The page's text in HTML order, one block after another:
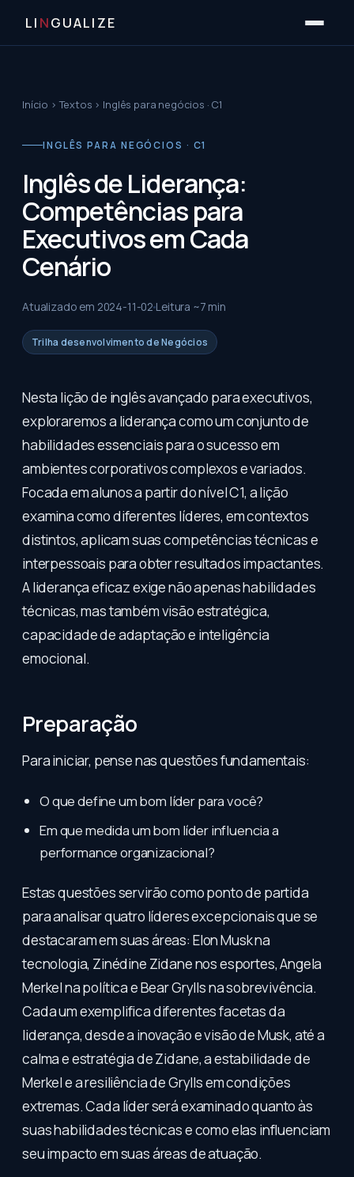
LI NGUALIZE
Início ›Textos › Inglês para negócios · C1
INGLÊS PARA NEGÓCIOS · C1
Inglês de Liderança:
Competências para
Executivos em Cada
Cenário
Atualizado em 2024-11-02 Leitura ~7 min
Trilha desenvolvimento de Negócios
Nesta lição de inglês avançado para executivos,
exploraremos a liderança como um conjunto de
habilidades essenciais para o sucesso em
ambientes corporativos complexos e variados.
Focada em alunos a partir do nível C1, a lição
examina como diferentes líderes, em contextos
distintos, aplicam suas competências técnicas e
interpessoais para obter resultados impactantes.
A liderança eficaz exige não apenas habilidades
técnicas, mas também visão estratégica,
capacidade de adaptação e inteligência
emocional.
Preparação
Para iniciar, pense nas questões fundamentais:
O que define um bom líder para você?
Em que medida um bom líder influencia a
performance organizacional?
Estas questões servirão como ponto de partida
para analisar quatro líderes excepcionais que se
destacaram em suas áreas: Elon Musk na
tecnologia, Zinédine Zidane nos esportes, Angela
Merkel na política e Bear Grylls na sobrevivência.
Cada um exemplifica diferentes facetas da
liderança, desde a inovação e visão de Musk, até a
calma e estratégia de Zidane, a estabilidade de
Merkel e a resiliência de Grylls em condições
extremas. Cada líder será examinado quanto às
suas habilidades técnicas e como elas influenciam
seu impacto em suas áreas de atuação.